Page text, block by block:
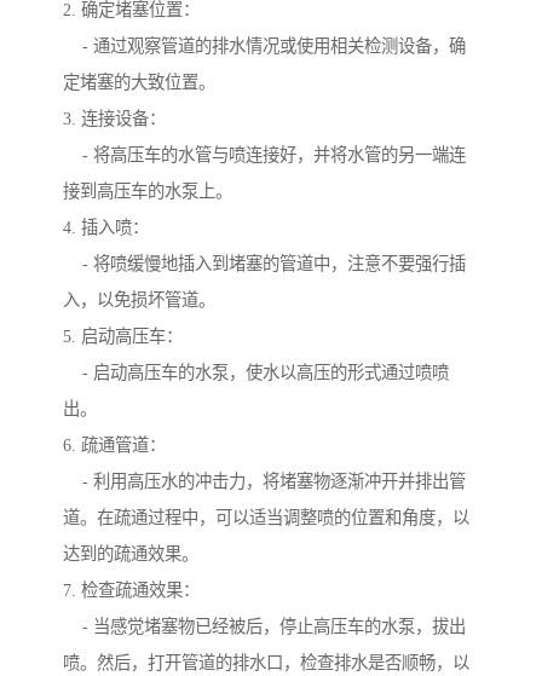
2. 确定堵塞位置：
- 通过观察管道的排水情况或使用相关检测设备，确
定堵塞的大致位置。
3. 连接设备：
- 将高压车的水管与喷连接好，并将水管的另一端连
接到高压车的水泵上。
4. 插入喷：
- 将喷缓慢地插入到堵塞的管道中，注意不要强行插
入，以免损坏管道。
5. 启动高压车：
- 启动高压车的水泵，使水以高压的形式通过喷喷
出。
6. 疏通管道：
- 利用高压水的冲击力，将堵塞物逐渐冲开并排出管
道。在疏通过程中，可以适当调整喷的位置和角度，以
达到的疏通效果。
7. 检查疏通效果：
- 当感觉堵塞物已经被后，停止高压车的水泵，拔出
喷。然后，打开管道的排水口，检查排水是否顺畅，以